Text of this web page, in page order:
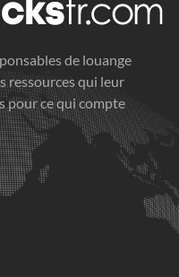
de louange
ressources qui leur
pour ce qui compte